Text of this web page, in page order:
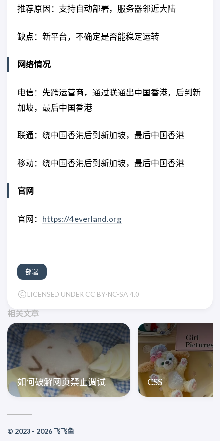
推荐原因：支持自动部署，服务器邻近大陆
缺点：新平台，不确定是否能稳定运转
网络情况
电信：先跨运营商，通过联通出中国香港，后到新
加坡，最后中国香港
联通：绕中国香港后到新加坡，最后中国香港
移动：绕中国香港后到新加坡，最后中国香港
官网
官网： https://4everland.org
部署
LICENSED UNDER CC BY-NC-SA 4.0
相关文章
如何破解网页禁止调试 CSS
© 2023 - 2026 飞飞鱼